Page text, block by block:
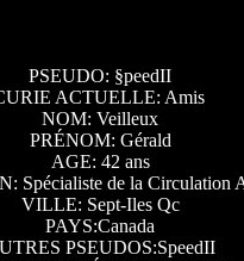
PSEUDO: §peedII
ACTUELLE: Amis
NOM: Veilleux
PRÉNOM: Gérald
AGE: 42 ans
Spécialiste de la Circulation
VILLE: Sept-Iles Qc
PAYS:Canada
PSEUDOS:SpeedII